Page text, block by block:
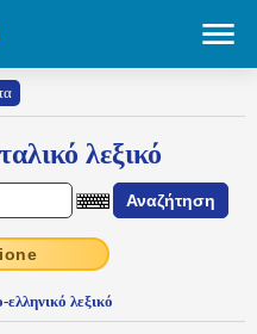
λεξικό
λεξικό